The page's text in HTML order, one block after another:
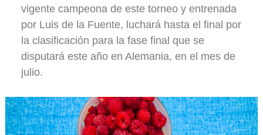
vigente campeona de este torneo y entrenada
por Luis de la Fuente, luchará hasta el final por
la clasificación para la fase final que se
disputará este año en Alemania, en el mes de
julio.